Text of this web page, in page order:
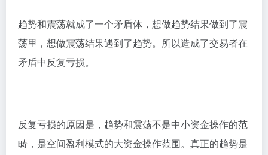
趋势和震荡就成了一个矛盾体，想做趋势结果做到了震
荡里，想做震荡结果遇到了趋势。所以造成了交易者在
矛盾中反复亏损。
反复亏损的原因是，趋势和震荡不是中小资金操作的范
畴，是空间盈利模式的大资金操作范围。真正的趋势是